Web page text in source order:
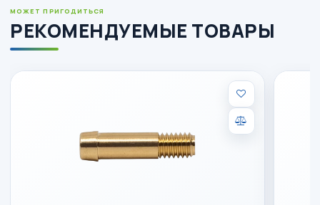
МОЖЕТ ПРИГОДИТЬСЯ
РЕКОМЕНДУЕМЫЕ ТОВАРЫ